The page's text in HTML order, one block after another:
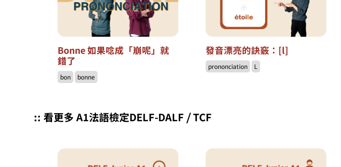
Bonne 如果唸成「崩呢」就
錯了
bon bonne
發音漂亮的訣竅：[l]
prononciation L
:: 看更多 A1法語檢定DELF-DALF ⧸ TCF